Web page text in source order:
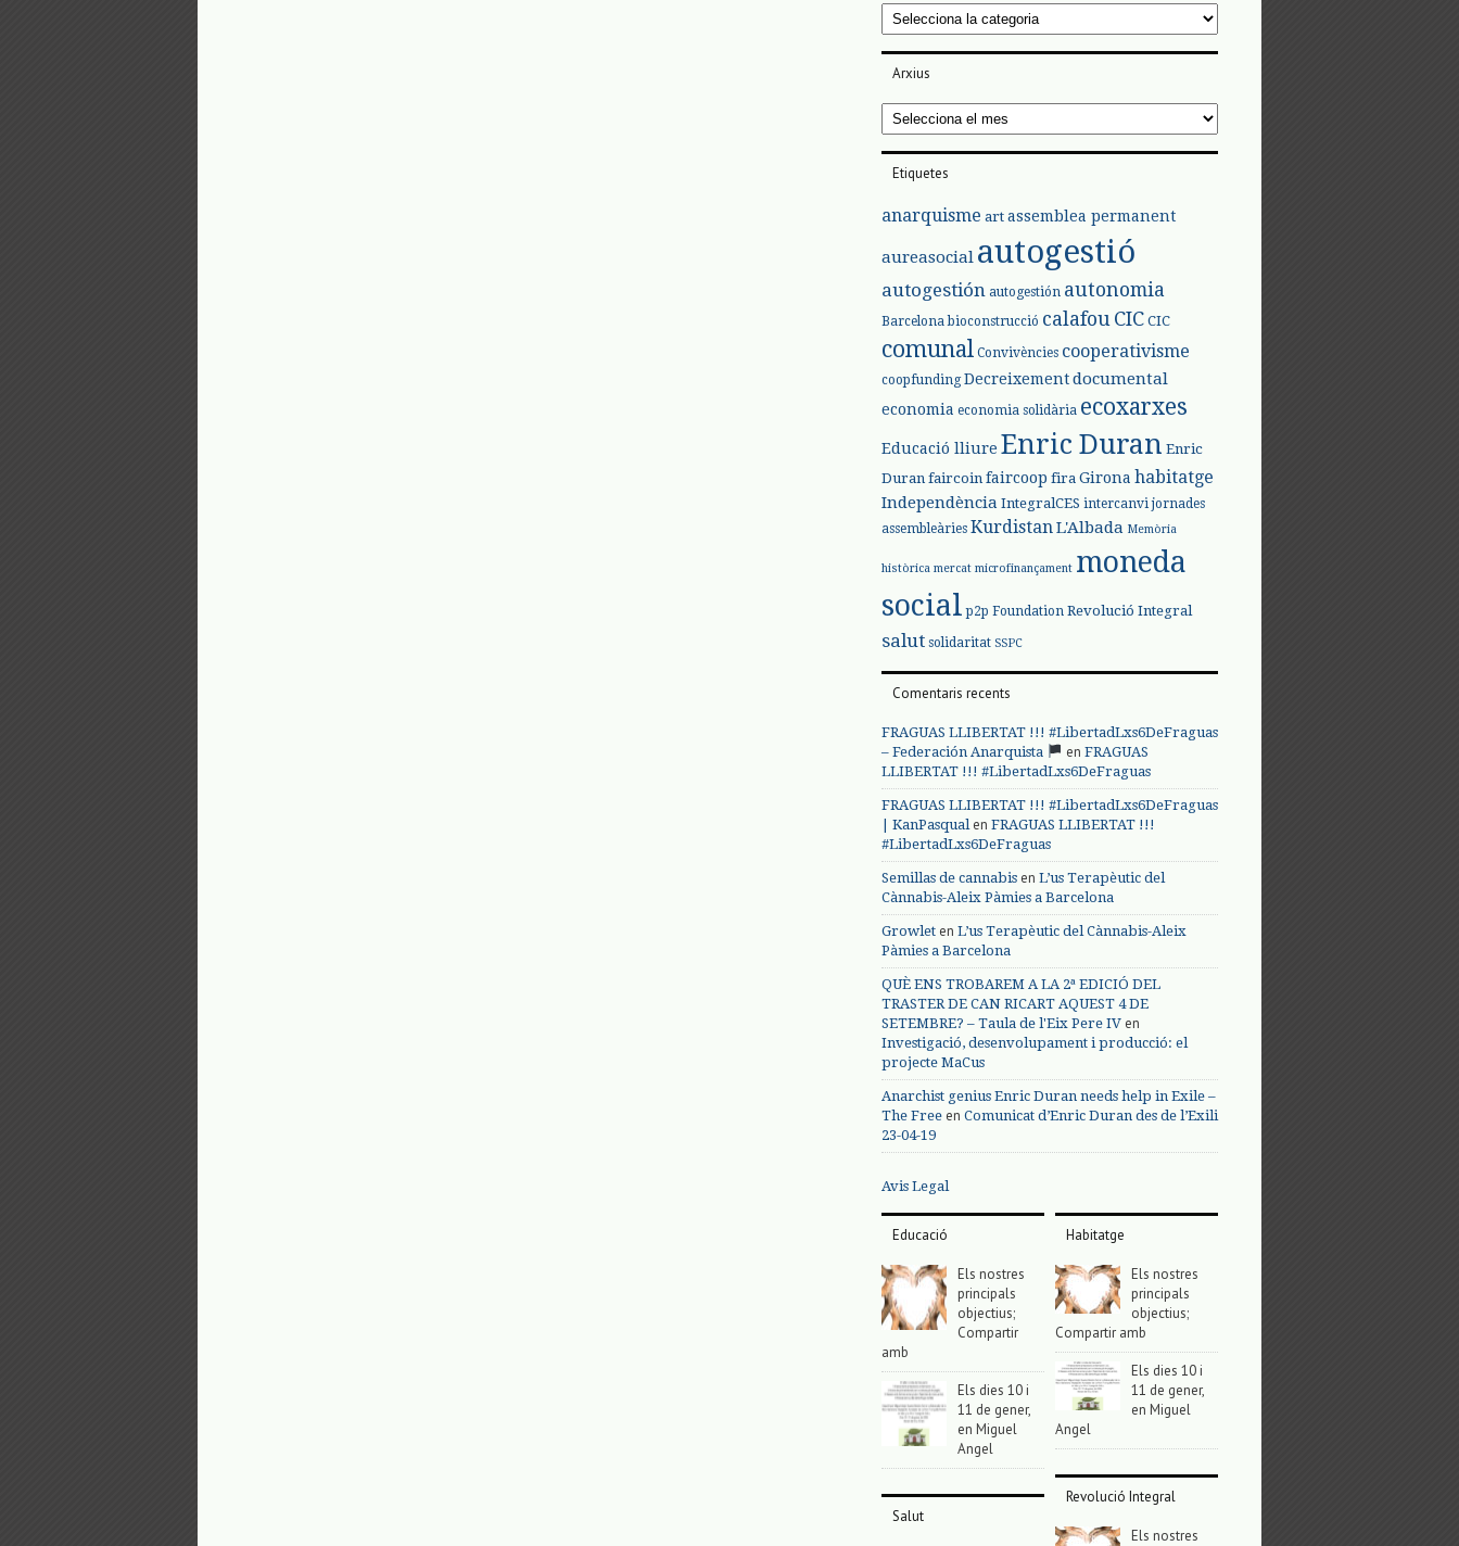
Categories
Arxius
Arxius
Etiquetes
anarquisme art assemblea permanent
aureasocial autogestió
autogestión autogestión autonomia
Barcelona bioconstrucció calafou CIC CIC
comunal Convivències cooperativisme
coopfunding Decreixementdocumental
economia economia solidària ecoxarxes
Educació lliure Enric Duran Enric
Duran faircoin faircoop fira Girona habitatge
Independència IntegralCES intercanvi jornades
assembleàries Kurdistan L'Albada Memòria
històrica mercat microfinançament moneda
social p2p Foundation Revolució Integral
salut solidaritat SSPC
Comentaris recents
FRAGUAS LLIBERTAT !!! #LibertadLxs6DeFraguas
– Federación Anarquista
en FRAGUAS
LLIBERTAT !!! #LibertadLxs6DeFraguas
FRAGUAS LLIBERTAT !!! #LibertadLxs6DeFraguas
| KanPasqualen FRAGUAS LLIBERTAT !!!
#LibertadLxs6DeFraguas
Semillas de cannabis en L’us Terapèutic del
Cànnabis-Aleix Pàmies a Barcelona
Growlet en L’us Terapèutic del Cànnabis-Aleix
Pàmies a Barcelona
QUÈ ENS TROBAREM A LA 2ª EDICIÓ DEL
TRASTER DE CAN RICART AQUEST 4 DE
SETEMBRE? – Taula de l'Eix Pere IV en
Investigació, desenvolupament i producció: el
projecte MaCus
Anarchist genius Enric Duran needs help in Exile –
The Free en Comunicat d’Enric Duran des de l’Exili
23-04-19
Avis Legal
Educació
Els nostres
principals
objectius;
Compartir
amb
Els dies 10 i
11 de gener,
en Miguel
Angel
Salut
Habitatge
Els nostres
principals
objectius;
Compartir amb
Els dies 10 i
11 de gener,
en Miguel
Angel
Revolució Integral
Els nostres